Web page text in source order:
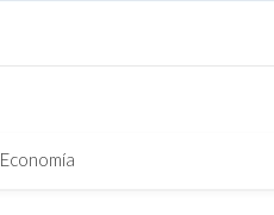
Economía